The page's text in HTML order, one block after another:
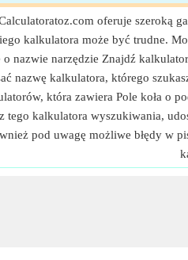
oferuje szeroką
kalkulatora może być trudne.
o nazwie narzędzie Znajdź
nazwę kalkulatora, którego
która zawiera Pole koła o
tego kalkulatora wyszukiwania,
pod uwagę możliwe błędy w